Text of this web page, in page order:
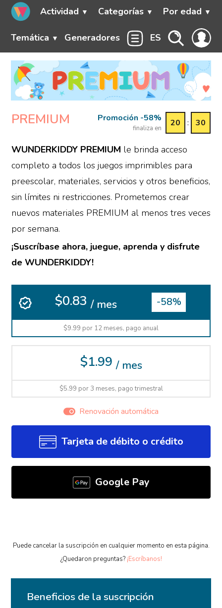
Actividad Categorías Por edad
Temática Generadores ES
PREMIUM Promoción -58%
finaliza en
20 : 30
WUNDERKIDDY PREMIUM le brinda acceso
completo a todos los juegos imprimibles para
preescolar, materiales, servicios y otros beneficios,
sin límites ni restricciones. Prometemos crear
nuevos materiales PREMIUM al menos tres veces
por semana.
¡Suscríbase ahora, juegue, aprenda y disfrute
de WUNDERKIDDY!
$0.83 / mes -58%
$9.99 por 12 meses, pago anual
$1.99 / mes
$5.99 por 3 meses, pago trimestral
Renovación automática
Tarjeta de débito o crédito
Google Pay
Puede cancelar la suscripción en cualquier momento en esta página.
¿Quedaron preguntas? ¡Escríbanos!
Beneficios de la suscripción